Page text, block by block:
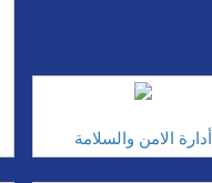
أدارة الامن والسلامة